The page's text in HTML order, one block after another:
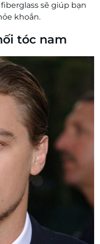
sẽ giúp bạn
khoắn.
tóc nam